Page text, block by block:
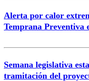
Alerta por calor
Temprana Preventiva
Semana legislativa
tramitación del